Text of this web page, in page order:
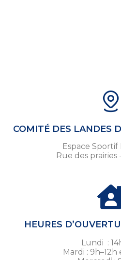
COMITÉ DES LANDES
Espace Sportif
Rue des prairies
HEURES
Lundi :
Mardi : 9h–12h